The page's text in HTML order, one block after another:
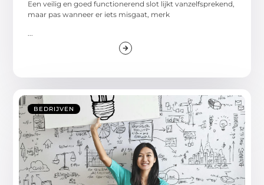
Een veilig en goed functionerend slot lijkt vanzelfsprekend,
maar pas wanneer er iets misgaat, merk
...
BEDRIJVEN